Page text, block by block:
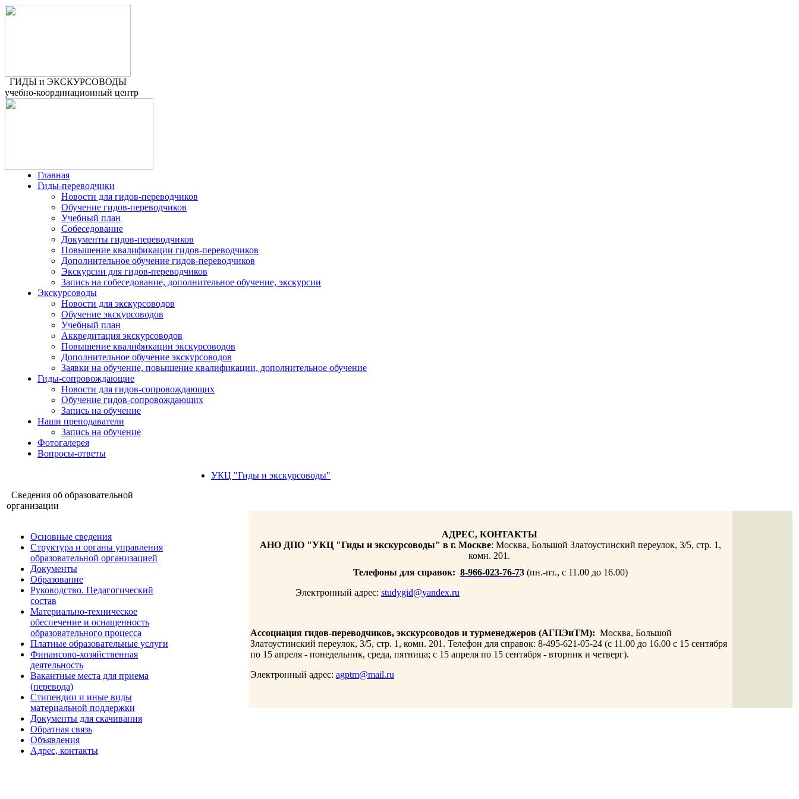
ГИДЫ и ЭКСКУРСОВОДЫ
учебно-координационный центр
Главная
Гиды-переводчики
Новости для гидов-переводчиков
Обучение гидов-переводчиков
Учебный план
Собеседование
Документы гидов-переводчиков
Повышение квалификации гидов-переводчиков
Дополнительное обучение гидов-переводчиков
Экскурсии для гидов-переводчиков
Запись на собеседование, дополнительное обучение, экскурсии
Экскурсоводы
Новости для экскурсоводов
Обучение экскурсоводов
Учебный план
Аккредитация экскурсоводов
Повышение квалификации экскурсоводов
Дополнительное обучение экскурсоводов
Заявки на обучение, повышение квалификации, дополнительное обучение
Гиды-сопровождающие
Новости для гидов-сопровождающих
Обучение гидов-сопровождающих
Запись на обучение
Наши преподаватели
Запись на обучение
Фотогалерея
Вопросы-ответы
Сведения об образовательной
организации
Основные сведения
Структура и органы управления
образовательной организацией
Документы
Образование
Руководство. Педагогический
состав
Материально-техническое
обеспечение и оснащенность
образовательного процесса
Платные образовательные услуги
Финансово-хозяйственная
деятельность
Вакантные места для приема
(перевода)
Стипендии и иные виды
материальной поддержки
Документы для скачивания
Обратная связь
Объявления
Адрес, контакты
УКЦ "Гиды и экскурсоводы"
АДРЕС, КОНТАКТЫ
АНО ДПО "УКЦ "Гиды и экскурсоводы" в г. Москве: Москва, Большой Златоустинский переулок, 3/5, стр. 1,
комн. 201.
Телефоны для справок: 8-966-023-76-73 (пн.-пт., с 11.00 до 16.00)
Электронный адрес: studygid@yandex.ru
Ассоциация гидов-переводчиков, экскурсоводов и турменеджеров (АГПЭиТМ): Москва, Большой
Златоустинский переулок, 3/5, стр. 1, комн. 201. Телефон для справок: 8-495-621-05-24 (с 11.00 до 16.00 с 15 сентября
по 15 апреля - понедельник, среда, пятница; с 15 апреля по 15 сентября - вторник и четверг).
Электронный адрес: agptm@mail.ru